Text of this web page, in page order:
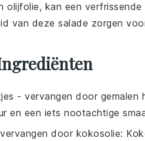
olijfolie, kan een
van deze salade zorgen
- vervangen door gemalen
en een iets nootachtige
door kokosolie: